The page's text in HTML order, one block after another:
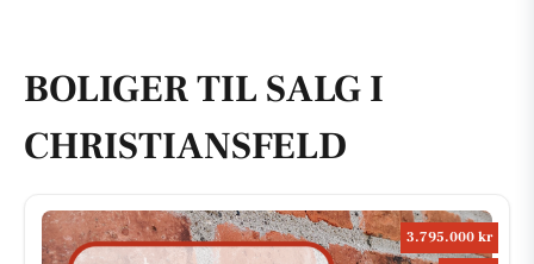
BOLIGER TIL SALG I
CHRISTIANSFELD
3.795.000 kr